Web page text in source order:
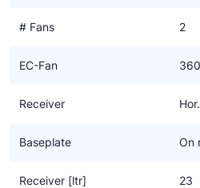
uitvoering wordt verkregen.
De door ons toegepaste
worden aangesloten en middels
geen hinderlijke zoemgeluiden
De maximaal toelaatbare druk (PS)
# Fans 2
EC-Fan
Receiver Hor.
Baseplate On
Receiver [ltr] 23